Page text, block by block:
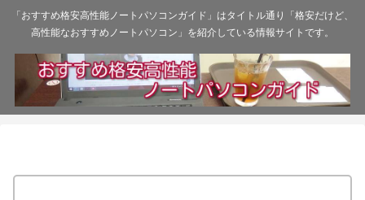
「おすすめ格安高性能ノートパソコンガイド」はタイトル通り「格安だけど、
高性能なおすすめノートパソコン」を紹介している情報サイトです。